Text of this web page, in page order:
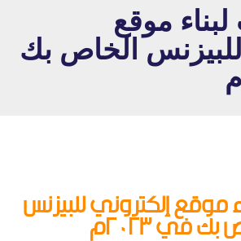
موقع
الخاص بك
موقع إلكتروني للبيزنس
بك في 2023م